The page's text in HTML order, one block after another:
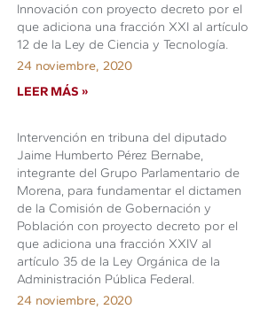
Innovación con proyecto decreto por el
que adiciona una fracción XXI al artículo
12 de la Ley de Ciencia y Tecnología.
24 noviembre, 2020
LEER MÁS »
Intervención en tribuna del diputado
Jaime Humberto Pérez Bernabe,
integrante del Grupo Parlamentario de
Morena, para fundamentar el dictamen
de la Comisión de Gobernación y
Población con proyecto decreto por el
que adiciona una fracción XXIV al
artículo 35 de la Ley Orgánica de la
Administración Pública Federal.
24 noviembre, 2020